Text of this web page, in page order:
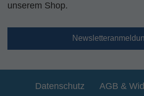
unserem Shop.
Datenschutz AGB &